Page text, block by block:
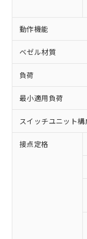
動作機能
ベゼル材質
負荷
最小適用負荷
スイッチユニット構
接点定格
ご利
対応
非含有
対応予
有に対